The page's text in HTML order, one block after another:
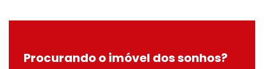
Procurando o imóvel dos sonhos?